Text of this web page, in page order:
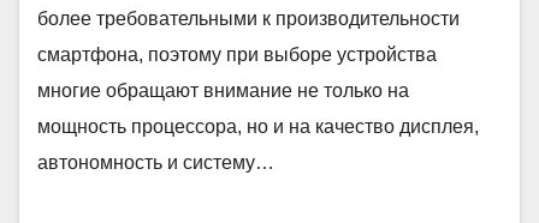
более требовательными к производительности
смартфона, поэтому при выборе устройства
многие обращают внимание не только на
мощность процессора, но и на качество дисплея,
автономность и систему…